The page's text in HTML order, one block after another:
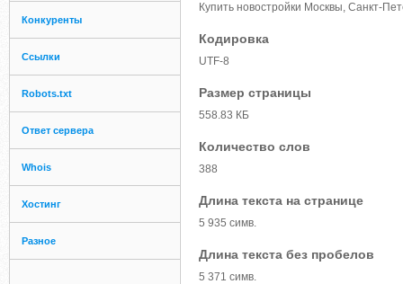
Конкуренты
Ссылки
Robots.txt
Ответ сервера
Whois
Хостинг
Разное
Купить новостройки Москвы, Санкт-
Кодировка
UTF-8
Размер страницы
558.83 КБ
Количество слов
388
Длина текста на странице
5 935 симв.
Длина текста без пробелов
5 371 симв.